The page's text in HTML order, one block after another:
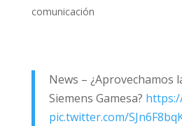
comunicación
News – ¿Aprovechamos
Siemens Gamesa?
pic.twitter.com/